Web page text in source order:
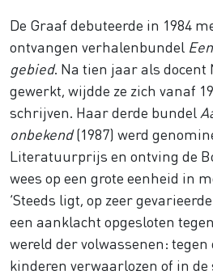
De Graaf debuteerde in 1984
ontvangen verhalenbundel
gebied. Na tien jaar als docent
gewerkt, wijdde ze zich vanaf
schrijven. Haar derde bundel
onbekend(1987) werd
Literatuurprijs en ontving de
wees op een grote eenheid in
‘Steeds ligt, op zeer
een aanklacht opgesloten
wereld der volwassenen:
kinderen verwaarlozen of in de